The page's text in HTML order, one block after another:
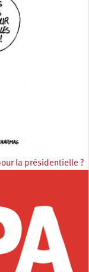
la présidentielle ?